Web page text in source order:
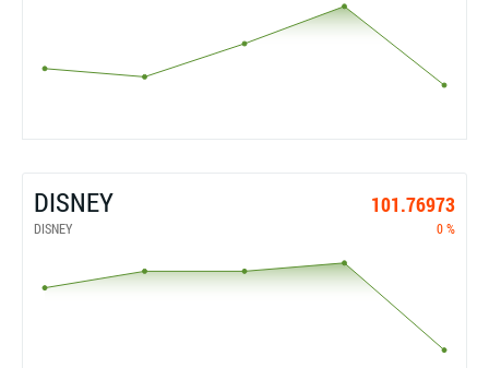
DISNEY 101.76973
DISNEY 0 %